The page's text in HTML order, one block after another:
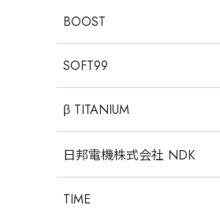
BOOST
SOFT99
β TITANIUM
日邦電機株式会社 NDK
TIME